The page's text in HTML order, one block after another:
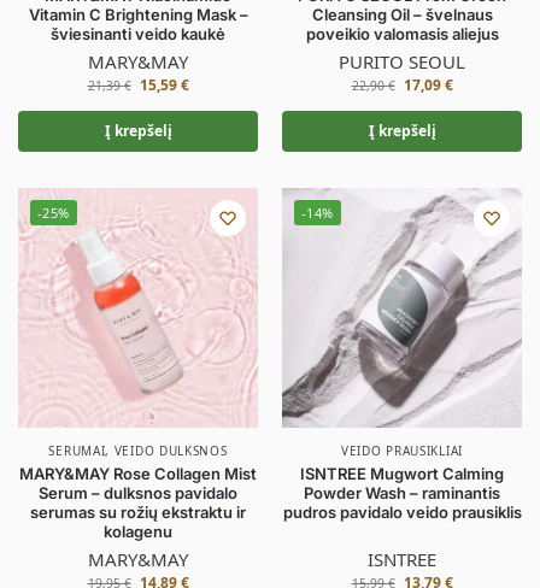
Vitamin C Brightening Mask –
šviesinanti veido kaukė
MARY&MAY
21,39€ 15,59€
Į krepšelį
Cleansing Oil – švelnaus
poveikio valomasis aliejus
PURITO SEOUL
22,90€ 17,09€
Į krepšelį
-25%
SERUMAI, VEIDO DULKSNOS
MARY&MAY Rose Collagen Mist
Serum – dulksnos pavidalo
serumas su rožių ekstraktu ir
kolagenu
MARY&MAY
19,95€ 14,89€
-14%
VEIDO PRAUSIKLIAI
ISNTREE Mugwort Calming
Powder Wash – raminantis
pudros pavidalo veido prausiklis
ISNTREE
15,99€ 13,79€